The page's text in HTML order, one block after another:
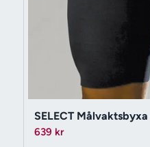
SELECT
639 kr